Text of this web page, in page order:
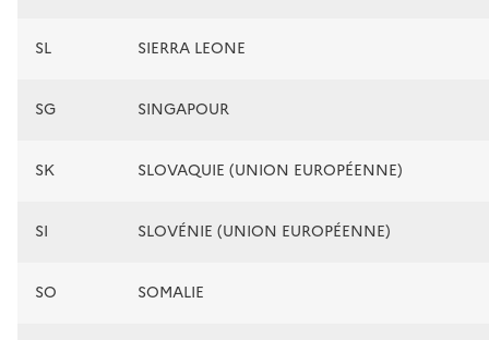
SL SIERRA LEONE
SG SINGAPOUR
SK SLOVAQUIE (UNION EUROPÉENNE)
SI SLOVÉNIE (UNION EUROPÉENNE)
SO SOMALIE